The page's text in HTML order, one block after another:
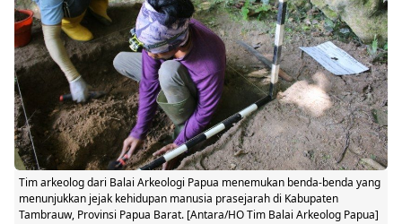
Tim arkeolog dari Balai Arkeologi Papua menemukan benda-benda yang
menunjukkan jejak kehidupan manusia prasejarah di Kabupaten
Tambrauw, Provinsi Papua Barat. [Antara/HO Tim Balai Arkeolog Papua]